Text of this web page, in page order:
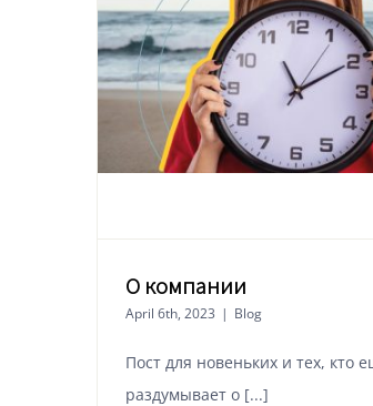
О компании
April 6th, 2023 | Blog
Пост для новеньких и тех, кто
раздумывает о [...]